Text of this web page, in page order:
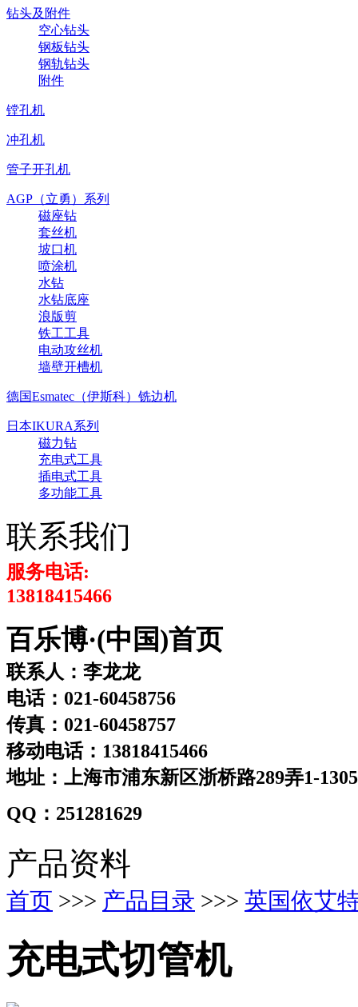
钻头及附件
空心钻头
钢板钻头
钢轨钻头
附件
镗孔机
冲孔机
管子开孔机
AGP（立勇）系列
磁座钻
套丝机
坡口机
喷涂机
水钻
水钻底座
浪版剪
铁工工具
电动攻丝机
墙壁开槽机
德国Esmatec（伊斯科）铣边机
日本IKURA系列
磁力钻
充电式工具
插电式工具
多功能工具
联系我们
服务电话:
13818415466
百乐博·(中国)首页
联系人：李龙龙
电话：021-60458756
传真：021-60458757
移动电话：13818415466
地址：上海市浦东新区浙桥路289弄1-
QQ：251281629
产品资料
首页 >>> 产品目录 >>> 英国依艾
充电式切管机